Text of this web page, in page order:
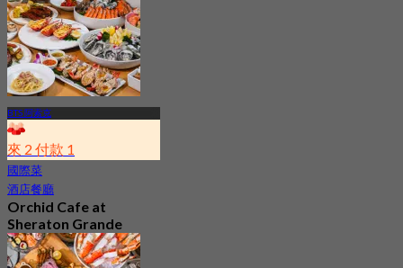
5.0
2.9K 已預訂
起฿ 621
BTS 阿索克
來 2 付款 1
國際菜
酒店餐廳
Orchid Cafe at
Sheraton Grande
Sukhumvit A Luxury
Collection Hotel